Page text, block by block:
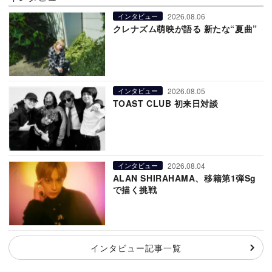
インタビュー 2026.08.06
クレナズム萌映が語る 新たな“夏曲”
インタビュー 2026.08.05
TOAST CLUB 初来日対談
インタビュー 2026.08.04
ALAN SHIRAHAMA、移籍第1弾Sg
で描く挑戦
インタビュー記事一覧